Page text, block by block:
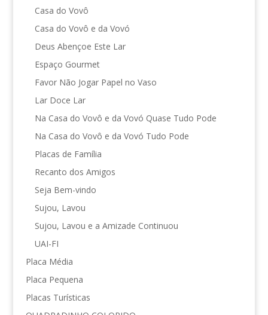
Casa do Vovô
Casa do Vovô e da Vovó
Deus Abençoe Este Lar
Espaço Gourmet
Favor Não Jogar Papel no Vaso
Lar Doce Lar
Na Casa do Vovô e da Vovó Quase Tudo Pode
Na Casa do Vovô e da Vovó Tudo Pode
Placas de Família
Recanto dos Amigos
Seja Bem-vindo
Sujou, Lavou
Sujou, Lavou e a Amizade Continuou
UAI-FI
Placa Média
Placa Pequena
Placas Turísticas